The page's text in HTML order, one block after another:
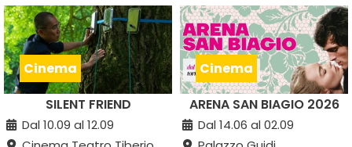
Cinema
SILENT FRIEND
Dal 10.09 al 12.09
Cinema
ARENA SAN BIAGIO 2026
Dal 14.06 al 02.09